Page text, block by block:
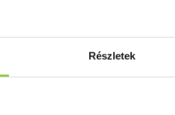
Részletek